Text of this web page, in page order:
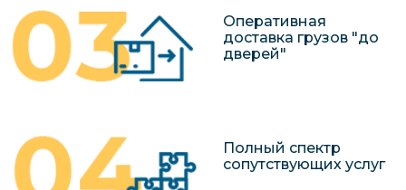
Оперативная
доставка грузов "до
дверей"
Полный спектр
сопутствующих услуг